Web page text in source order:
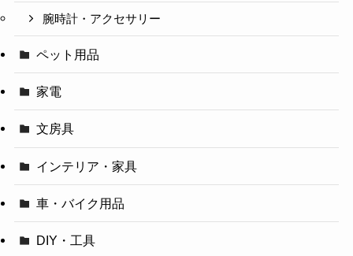
腕時計・アクセサリー
ペット用品
家電
文房具
インテリア・家具
車・バイク用品
DIY・工具